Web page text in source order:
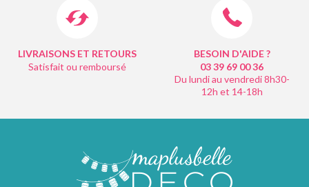
LIVRAISONS ET RETOURS
Satisfait ou remboursé
BESOIN D'AIDE ?
03 39 69 0036
Du lundi au vendredi 8h30-
12h et 14-18h